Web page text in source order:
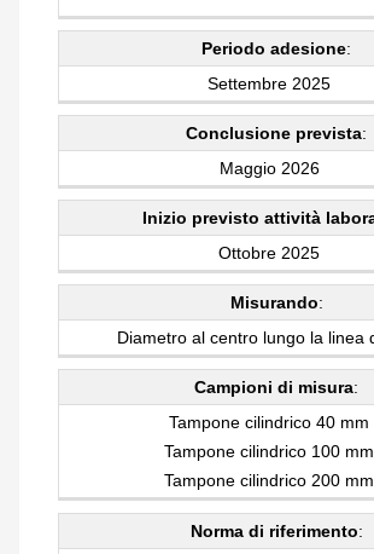
Periodo adesione:
Settembre 2025
Conclusione prevista:
Maggio 2026
Inizio previsto attività
Ottobre 2025
Misurando:
Diametro al centro lungo la linea
Campioni di misura:
Tampone cilindrico 40 mm
Tampone cilindrico 100 mm
Tampone cilindrico 200 mm
Norma di riferimento: